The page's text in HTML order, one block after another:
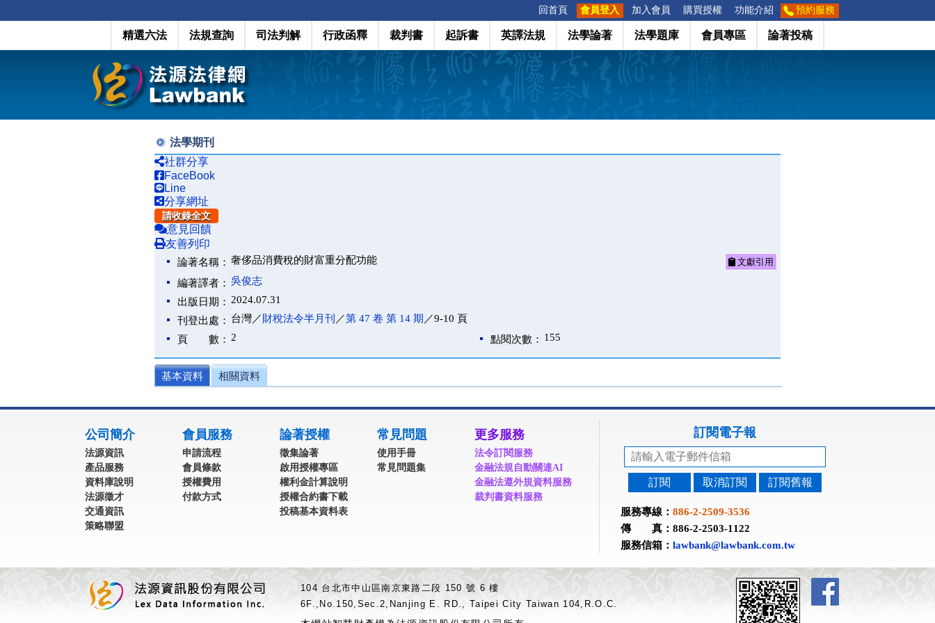
回首頁 會員登入 加入會員 購買授權 功能介紹 預約服務
精選六法 法規查詢 司法判解 行政函釋 裁判書 起訴書 英譯法規 法學論著 法學題庫 會員專區 論著投稿
法學期刊
社群分享
FaceBook
Line
分享網址
請收錄全文
意見回饋
友善列印
論著名稱： 奢侈品消費稅的財富重分配功能 文獻引用
編著譯者： 吳俊志
出版日期： 2024.07.31
刊登出處： 台灣／財稅法令半月刊 ／第 47 卷 第 14 期 ／9-10 頁
頁 數： 2 點閱次數： 155
基本資料 相關資料
公司簡介
法源資訊
產品服務
資料庫說明
法源徵才
交通資訊
策略聯盟
會員服務
申請流程
會員條款
授權費用
付款方式
論著授權
徵集論著
啟用授權專區
權利金計算說明
授權合約書下載
投稿基本資料表
常見問題
使用手冊
常見問題集
更多服務
法令訂閱服務
金融法規自動關連AI
金融法遵外規資料服務
裁判書資料服務
訂閱電子報
訂閱 取消訂閱 訂閱舊報
服務專線： 886-2-2509-3536
傳 真：886-2-2503-1122
服務信箱： lawbank@lawbank.com.tw
104 台北市中山區南京東路二段 150 號 6 樓
6F.,No.150,Sec.2,Nanjing E. RD., Taipei City Taiwan 104,R.O.C.